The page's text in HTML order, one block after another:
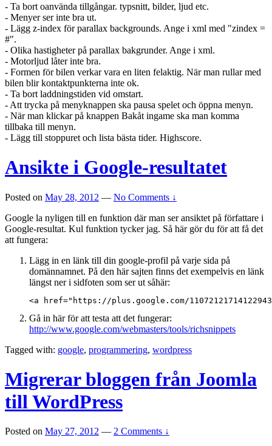
- Ta bort oanvända tillgångar. typsnitt, bilder, ljud etc.
- Menyer ser inte bra ut.
- Lägg z-index för parallax backgrounds. Ange i xml med "zindex =
#".
- Olika hastigheter på parallax bakgrunder. Ange i xml.
- Motorljud låter inte bra.
- Formen för bilen verkar vara en liten felaktig. När man rullar med
bilen blir kontaktpunkterna inte ok.
- Ta bort laddningstiden vid omstart.
- Att trycka på menyknappen ska pausa spelet och öppna menyn.
- När man klickar på knappen Bakåt ingame ska man komma
tillbaka till menyn.
- Lägg till stoppuret och lista bästa tider. Highscore.
Ansikte i Google-resultatet
Posted on May 28, 2012 — No Comments ↓
Google la nyligen till en funktion där man ser ansiktet på författare i
Google-resultat. Kul funktion tycker jag. Så här gör du för att få det
att fungera:
Lägg in en länk till din google-profil på varje sida på
domännamnet. På den här sajten finns det exempelvis en länk
längst ner i sidfoten som ser ut såhär:
<a href="https://plus.google.com/
Gå in här för att testa att det fungerar:
http://www.google.com/webmasters/tools/richsnippets
Tagged with: google, programmering, wordpress
Migrerar bloggen från Joomla
till WordPress
Posted on May 27, 2012 — 2 Comments ↓